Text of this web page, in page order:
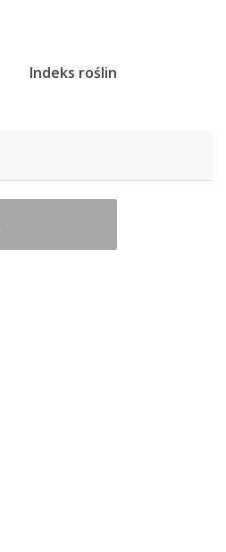
Indeks roślin